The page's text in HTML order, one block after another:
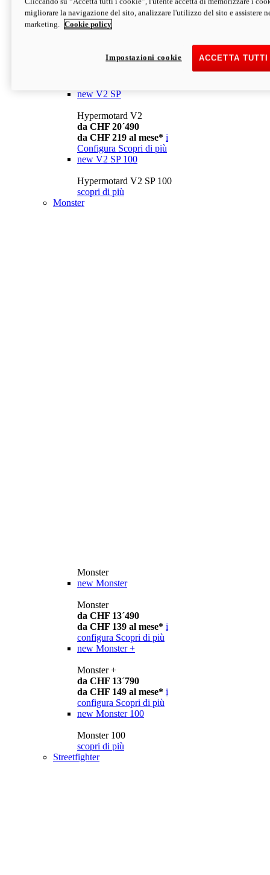
da CHF 13´990
Configura Scopri di più
newV2
da CHF 15´990
new V2 SP
Hypermotard V2
da CHF 20´490
da CHF 219 al mese* i
Configura Scopri di più
new V2 SP 100
Hypermotard V2 SP 100
scopri di più
Monster
Monster
new Monster
Monster
da CHF 13´490
da CHF 139 al mese* i
configura Scopri di più
new Monster +
Monster +
da CHF 13´790
da CHF 149 al mese* i
configura Scopri di più
new Monster 100
Monster 100
scopri di più
Streetfighter
migliorare la navigazione del sito, analizzare l'utilizzo del sito e assistere
marketing.
Cookie policy
ACCETTA
Impostazioni cookie